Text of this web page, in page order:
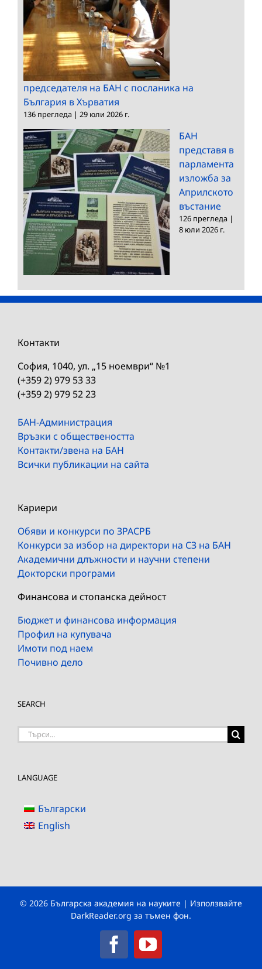
председателя на БАН с посланика на
България в Хърватия
136 прегледа | 29 юли 2026 г.
БАН
представя в
парламента
изложба за
Априлското
въстание
126 прегледа |
8 юли 2026 г.
Контакти
София, 1040, ул. „15 ноември“ №1
(+359 2) 979 53 33
(+359 2) 979 52 23
БАН-Администрация
Връзки с обществеността
Контакти/звена на БАН
Всички публикации на сайта
Кариери
Обяви и конкурси по ЗРАСРБ
Конкурси за избор на директори на СЗ на БАН
Академични длъжности и научни степени
Докторски програми
Финансова и стопанска дейност
Бюджет и финансова информация
Профил на купувача
Имоти под наем
Почивно дело
SEARCH
Търсене
LANGUAGE
Български
English
© 2026 Българска академия на науките | Използвайте
DarkReader.org за тъмен фон.
FacebookYouTube